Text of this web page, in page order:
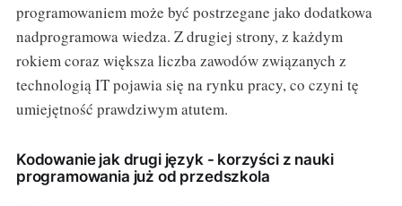
programowaniem może być postrzegane jako dodatkowa
nadprogramowa wiedza. Z drugiej strony, z każdym
rokiem coraz większa liczba zawodów związanych z
technologią IT pojawia się na rynku pracy, co czyni tę
umiejętność prawdziwym atutem.
Kodowanie jak drugi język - korzyści z nauki
programowania już od przedszkola